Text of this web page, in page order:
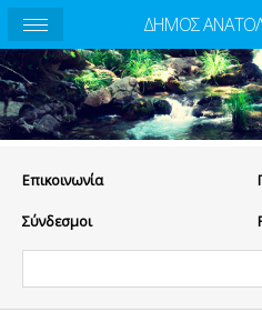
Eπικοινωνία
Σύνδεσμοι
ΔΗΜΟΣ